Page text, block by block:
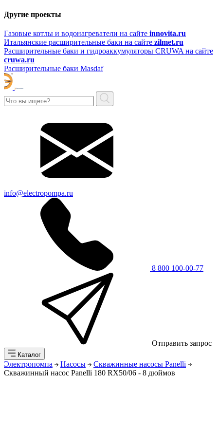
Другие проекты
Газовые котлы и водонагреватели на сайте innovita.ru
Итальянские расширительные баки на сайте zilmet.ru
Расширительные баки и гидроаккумуляторы CRUWA на сайте
cruwa.ru
Расширительные баки Masdaf
info@electropompa.ru
8 800 100-00-77
Отправить запрос
Каталог
Электропомпа Насосы
Скважинные насосы Panelli
Скважинный насос Panelli 180 RX50/06 - 8 дюймов